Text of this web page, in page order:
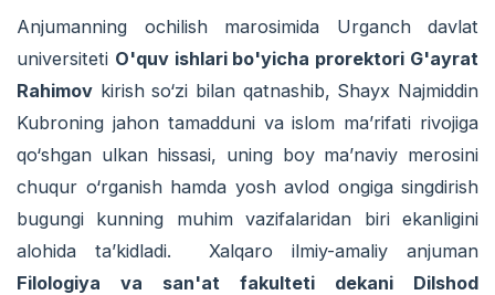
Anjumanning ochilish marosimida Urganch davlat
universiteti O'quv ishlari bo'yicha prorektori G'ayrat
Rahimov kirish so‘zi bilan qatnashib, Shayx Najmiddin
Kubroning jahon tamadduni va islom ma’rifati rivojiga
qo‘shgan ulkan hissasi, uning boy ma’naviy merosini
chuqur o‘rganish hamda yosh avlod ongiga singdirish
bugungi kunning muhim vazifalaridan biri ekanligini
alohida ta’kidladi. Xalqaro ilmiy-amaliy anjuman
Filologiya va san'at fakulteti dekani Dilshod